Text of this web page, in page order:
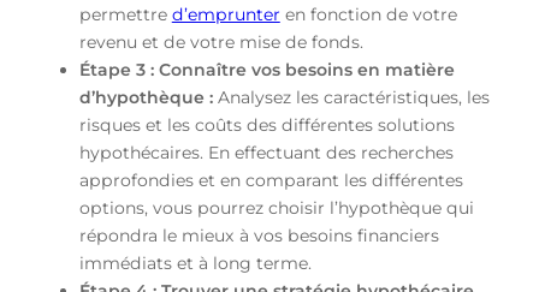
permettre d’emprunter en fonction de votre
revenu et de votre mise de fonds.
Étape 3 : Connaître vos besoins en matière
d’hypothèque :Analysez les caractéristiques, les
risques et les coûts des différentes solutions
hypothécaires. En effectuant des recherches
approfondies et en comparant les différentes
options, vous pourrez choisir l’hypothèque qui
répondra le mieux à vos besoins financiers
immédiats et à long terme.